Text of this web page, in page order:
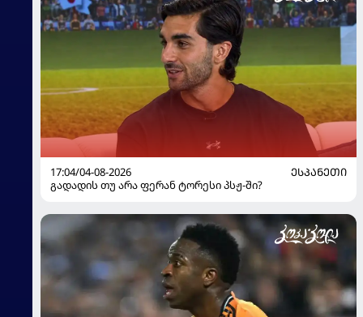
17:04/04-08-2026
ᲔᲡᲞᲐᲜᲔᲗᲘ
გადადის თუ არა ფერან ტორესი პსჟ-ში?